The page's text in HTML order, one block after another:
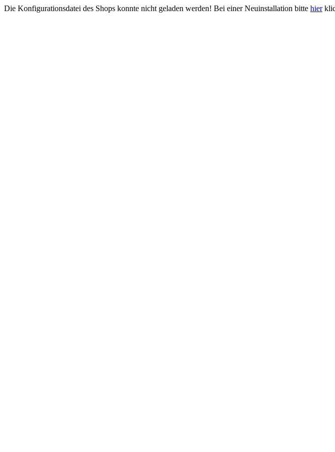
Die Konfigurationsdatei des Shops konnte nicht geladen werden! Bei einer Neuinstallation bitte hier